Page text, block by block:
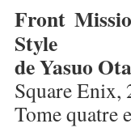
Front
Style
de Yasuo
Square
Tome quatre